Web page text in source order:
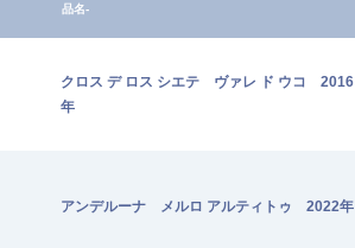
品名-
クロス デ ロス シエテ ヴァレ ド ウコ 2016
年
アンデルーナ メルロ アルティトゥ 2022年